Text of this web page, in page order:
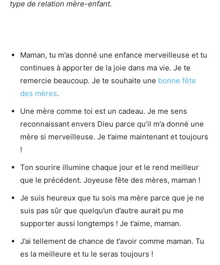
type de relation mère-enfant.
Maman, tu m’as donné une enfance merveilleuse et tu
continues à apporter de la joie dans ma vie. Je te
remercie beaucoup. Je te souhaite une bonne fête
des mères.
Une mère comme toi est un cadeau. Je me sens
reconnaissant envers Dieu parce qu’il m’a donné une
mère si merveilleuse. Je t’aime maintenant et toujours
!
Ton sourire illumine chaque jour et le rend meilleur
que le précédent. Joyeuse fête des mères, maman !
Je suis heureux que tu sois ma mère parce que je ne
suis pas sûr que quelqu’un d’autre aurait pu me
supporter aussi longtemps ! Je t’aime, maman.
J’ai tellement de chance de t’avoir comme maman. Tu
es la meilleure et tu le seras toujours !